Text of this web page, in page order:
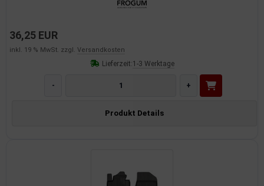
36,25 EUR
inkl. 19 % MwSt. zzgl. Versandkosten
Lieferzeit:1-3 Werktage
- +
Produkt Details